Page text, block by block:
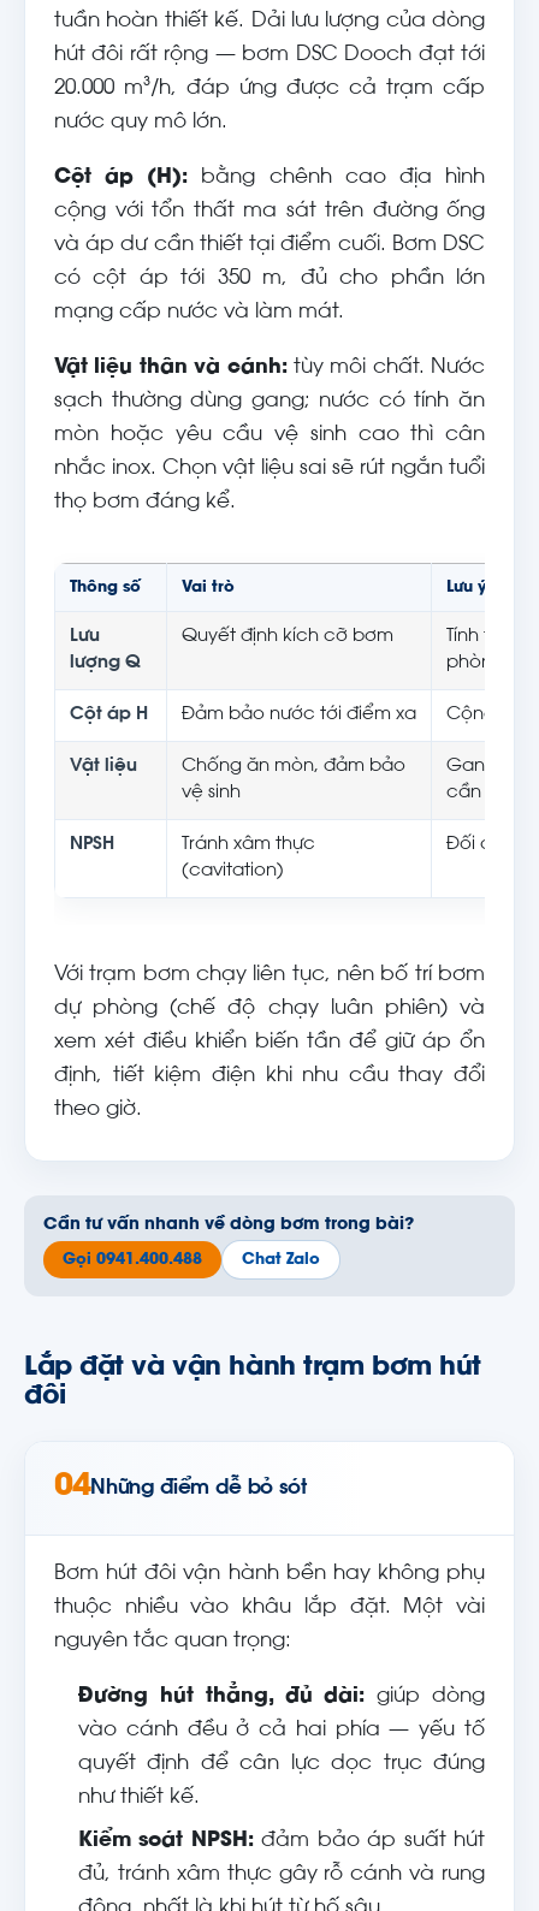
tuần hoàn thiết kế. Dải lưu lượng của dòng
hút đôi rất rộng — bơm DSC Dooch đạt tới
20.000 m³/h, đáp ứng được cả trạm cấp
nước quy mô lớn.
Cột áp (H): bằng chênh cao địa hình
cộng với tổn thất ma sát trên đường ống
và áp dư cần thiết tại điểm cuối. Bơm DSC
có cột áp tới 350 m, đủ cho phần lớn
mạng cấp nước và làm mát.
Vật liệu thân và cánh:tùy môi chất. Nước
sạch thường dùng gang; nước có tính ăn
mòn hoặc yêu cầu vệ sinh cao thì cân
nhắc inox. Chọn vật liệu sai sẽ rút ngắn tuổi
thọ bơm đáng kể.
Thông số Vai trò Lưu ý chọn
Lưu
lượng Q
Quyết định kích cỡ bơm
Tính theo
phòng
Cột áp H Đảm bảo nước tới điểm xa Cộng đủ
Vật liệu
Chống ăn mòn, đảm bảo
vệ sinh
Gang cho
cần
NPSH
Tránh xâm thực
(cavitation)
Đối chiếu
Với trạm bơm chạy liên tục, nên bố trí bơm
dự phòng (chế độ chạy luân phiên) và
xem xét điều khiển biến tần để giữ áp ổn
định, tiết kiệm điện khi nhu cầu thay đổi
theo giờ.
Cần tư vấn nhanh về dòng bơm trong bài?
Gọi 0941.400.488 Chat Zalo
Lắp đặt và vận hành trạm bơm hút
đôi
04Những điểm dễ bỏ sót
Bơm hút đôi vận hành bền hay không phụ
thuộc nhiều vào khâu lắp đặt. Một vài
nguyên tắc quan trọng:
Đường hút thẳng, đủ dài: giúp dòng
vào cánh đều ở cả hai phía — yếu tố
quyết định để cân lực dọc trục đúng
như thiết kế.
Kiểm soát NPSH:đảm bảo áp suất hút
đủ, tránh xâm thực gây rỗ cánh và rung